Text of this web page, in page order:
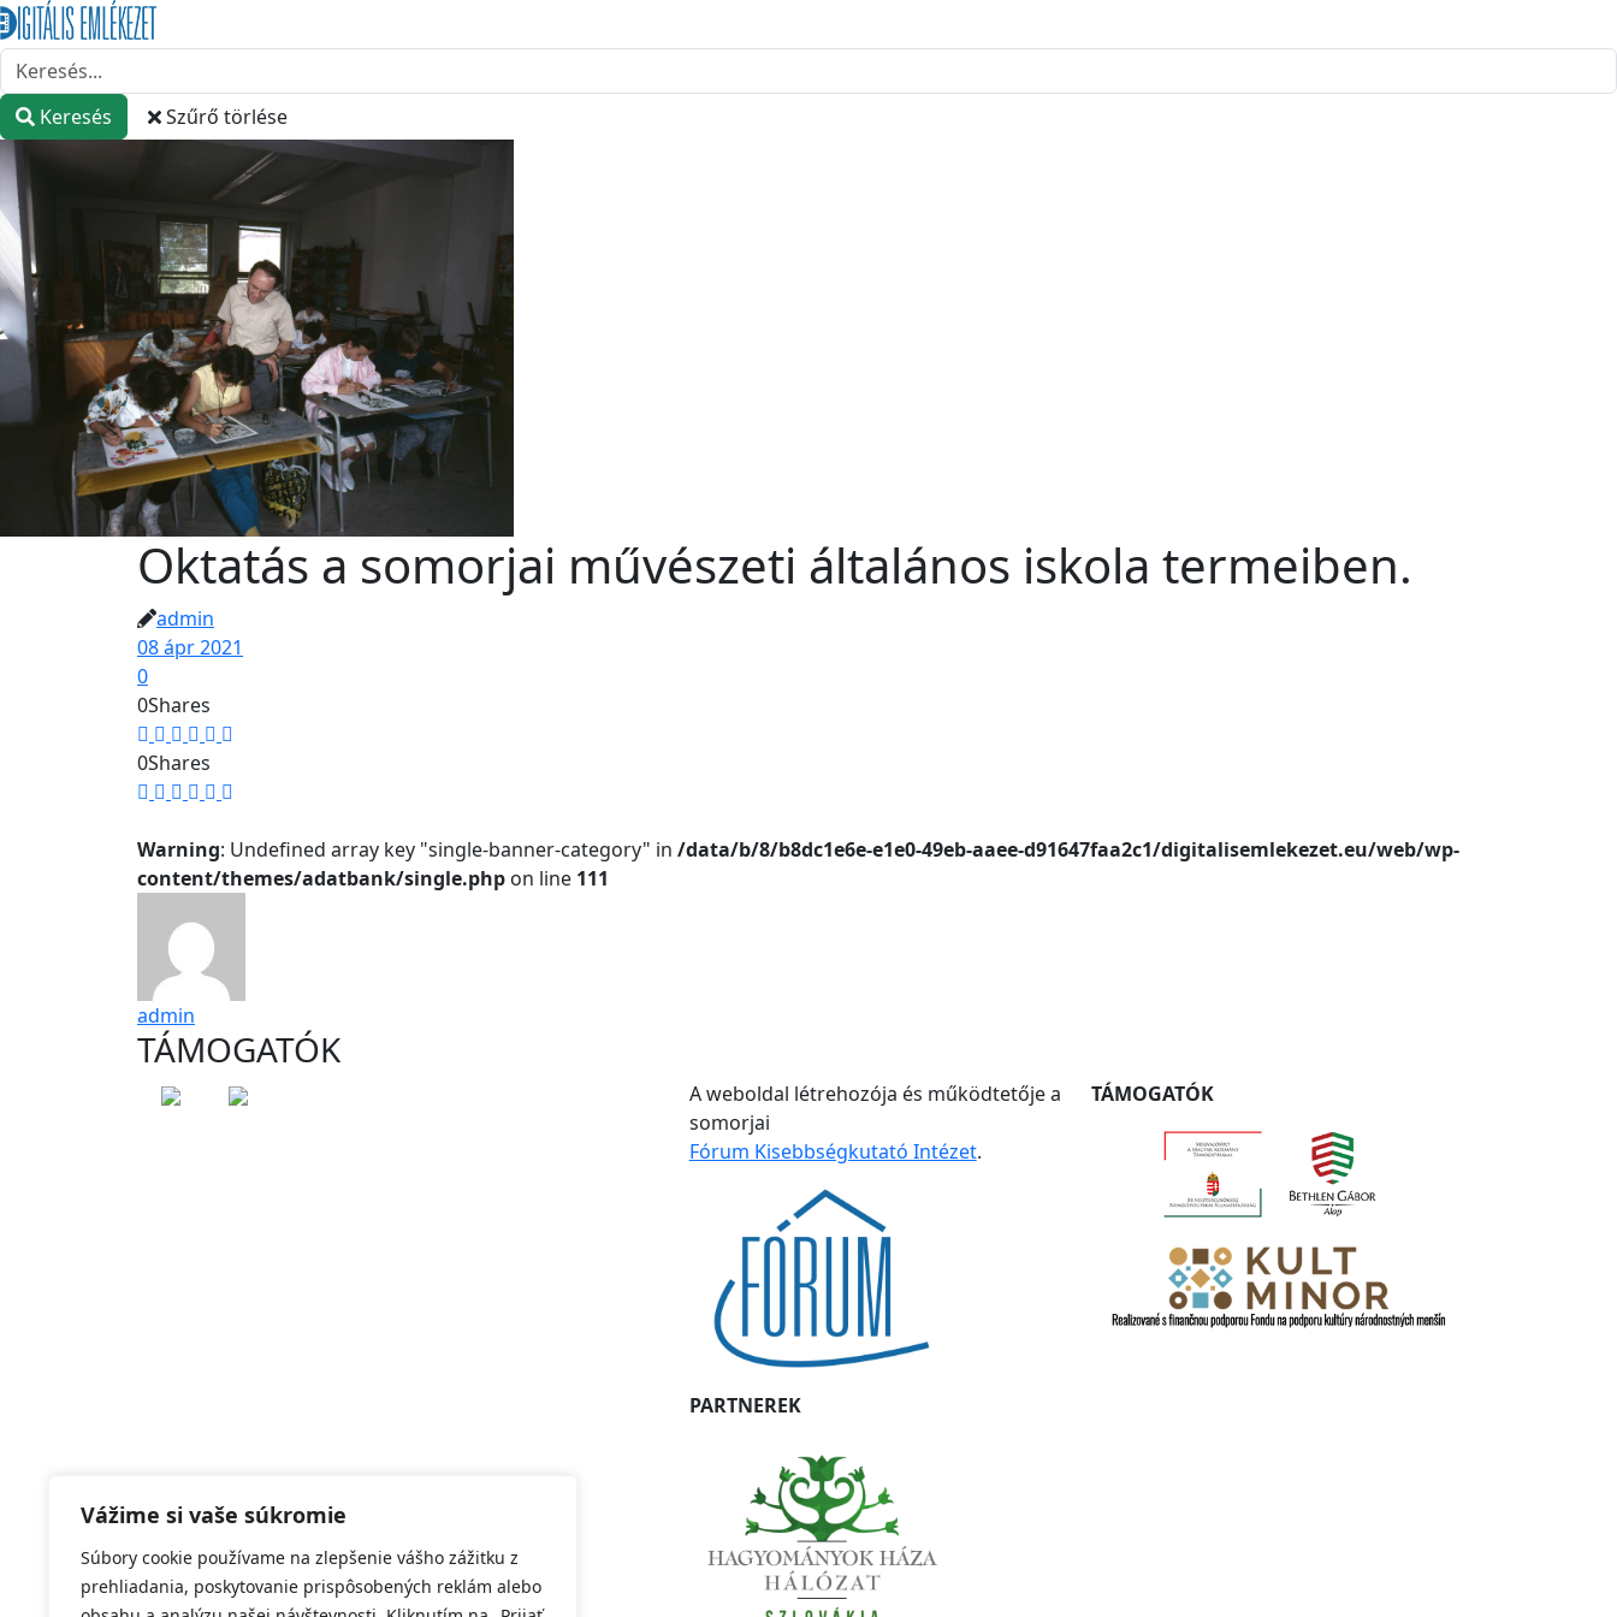
Vážime si vaše súkromie
Súbory cookie používame na zlepšenie vášho zážitku z
prehliadania, poskytovanie prispôsobených reklám alebo
Keresés Szűrő törlése
Oktatás a somorjai művészeti általános iskola termeiben.
admin
08 ápr 2021
0
0Shares
0Shares
Warning: Undefined array key "single-banner-category" in /data/b/8/b8dc1e6e-e1e0-49eb-aaee-d91647faa2c1/digitalisemlekezet.eu/web/wp-
content/themes/adatbank/single.php on line 111
admin
TÁMOGATÓK
A weboldal létrehozója és működtetője a
somorjai
Fórum Kisebbségkutató Intézet.
PARTNEREK
TÁMOGATÓK